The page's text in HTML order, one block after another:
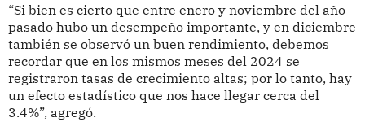
“Si bien es cierto que entre enero y noviembre del año
pasado hubo un desempeño importante, y en diciembre
también se observó un buen rendimiento, debemos
recordar que en los mismos meses del 2024 se
registraron tasas de crecimiento altas; por lo tanto, hay
un efecto estadístico que nos hace llegar cerca del
3.4%”, agregó.